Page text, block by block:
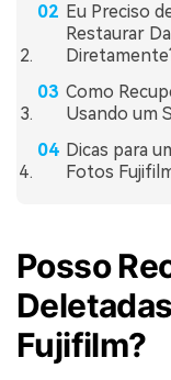
Eu Preciso
Restaurar
Como
Usando um
Dicas para
Fotos
Posso
Fujifilm?